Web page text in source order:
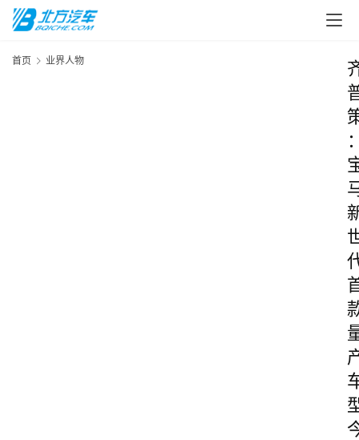
首页 业界人物